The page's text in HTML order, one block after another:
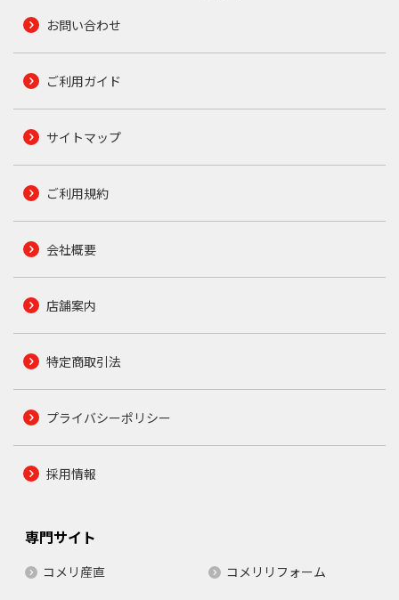
お問い合わせ
ご利用ガイド
サイトマップ
ご利用規約
会社概要
店舗案内
特定商取引法
プライバシーポリシー
採用情報
専門サイト
コメリ産直
コメリリフォーム